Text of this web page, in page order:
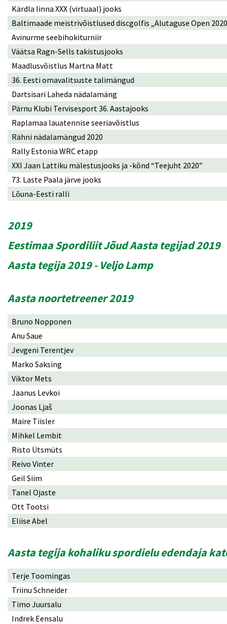
Kärdla linna XXX (virtuaal) jooks
Baltimaade meistrivõistlused discgolfis „Alutaguse Open
Avinurme seebihokiturniir
Väätsa Ragn-Sells takistusjooks
Maadlusvõistlus Martna Matt
36. Eesti omavalitsuste talimängud
Dartsisari Laheda nädalamäng
Pärnu Klubi Tervisesport 36. Aastajooks
Raplamaa lauatennise seeriavõistlus
Rähni nädalamängud 2020
Rally Estonia WRC etapp
XXI Jaan Lattiku mälestusjooks ja -kõnd “Teejuht 2020”
73. Laste Paala järve jooks
Lõuna-Eesti ralli
2019
Eestimaa Spordiliit Jõud Aasta tegijad 2019
Aasta tegija 2019 - Veljo Lamp
Aasta noortetreener 2019
Bruno Nopponen
Anu Saue
Jevgeni Terentjev
Marko Saksing
Viktor Mets
Jaanus Levkoi
Joonas Ljaš
Maire Tiisler
Mihkel Lembit
Risto Ütsmüts
Reivo Vinter
Geil Siim
Tanel Ojaste
Ott Tootsi
Eliise Abel
Aasta tegija kohaliku spordielu edendaja
Terje Toomingas
Triinu Schneider
Timo Juursalu
Indrek Eensalu